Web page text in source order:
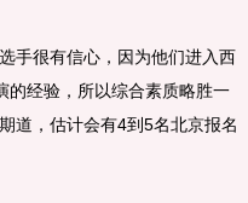
很有信心，因为他们进入西
的经验，所以综合素质略胜一
道，估计会有4到5名北京报名